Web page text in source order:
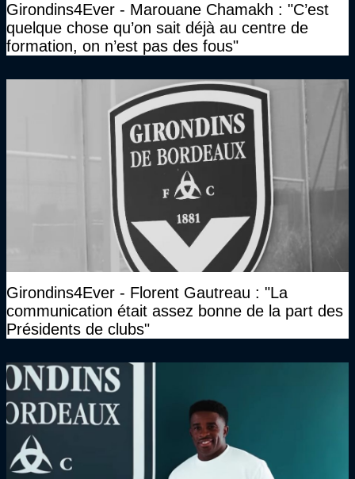
Girondins4Ever - Marouane Chamakh : "C’est
quelque chose qu’on sait déjà au centre de
formation, on n’est pas des fous"
Girondins4Ever - Florent Gautreau : "La
communication était assez bonne de la part des
Présidents de clubs"